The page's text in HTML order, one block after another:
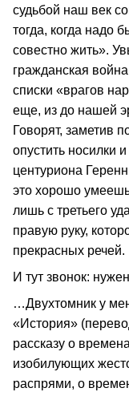
судьбой наш век
тогда, когда надо
совестно жить».
гражданская
списки «врагов
еще, из до нашей
Говорят, заметив
опустить носилки
центуриона
это хорошо
лишь с третьего
правую руку,
прекрасных речей.
И тут звонок:
…Двухтомник у
«История»
рассказу о
изобилующих
распрями, о